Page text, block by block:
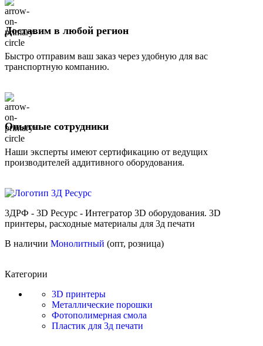
Доставим в любой регион
Быстро отправим ваш заказ через удобную для вас
транспортную компанию.
Опытные сотрудники
Наши эксперты имеют сертификацию от ведущих
производителей аддитивного оборудования.
3ДРФ - 3D Ресурс - Интегратор 3D оборудования. 3D
принтеры, расходные материалы для 3д печати
В наличии Монолитный (опт, розница)
Категории
3D принтеры
Металлические порошки
Фотополимерная смола
Пластик для 3д печати